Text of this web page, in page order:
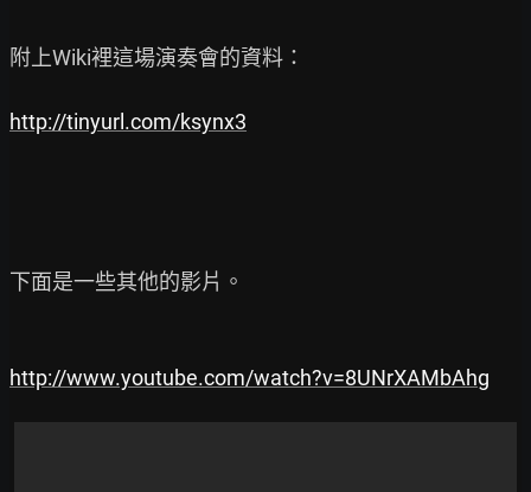
附上Wiki裡這場演奏會的資料：
http://tinyurl.com/ksynx3
下面是一些其他的影片。
http://www.youtube.com/watch?v=8UNrXAMbAhg